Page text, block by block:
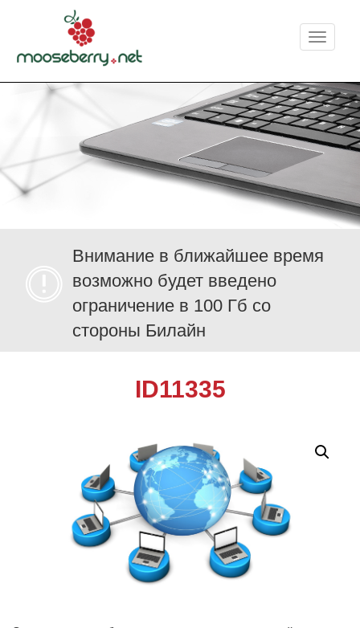
Меню
Внимание в ближайшее время
возможно будет введено
ограничение в 100 Гб со
стороны Билайн
ID11335